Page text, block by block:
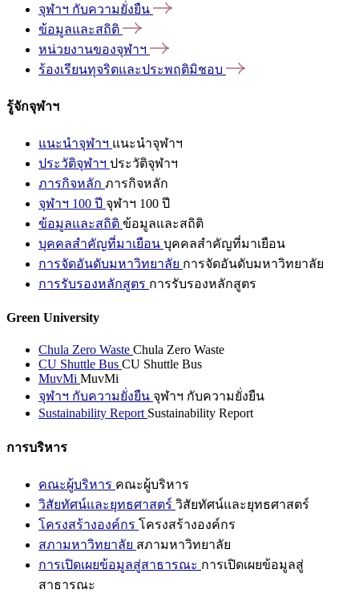
จุฬาฯ กับความยั่งยืน
ข้อมูลและสถิติ
หน่วยงานของจุฬาฯ
ร้องเรียนทุจริตและประพฤติมิชอบ
รู้จักจุฬาฯ
แนะนำจุฬาฯ แนะนำจุฬาฯ
ประวัติจุฬาฯ ประวัติจุฬาฯ
ภารกิจหลัก ภารกิจหลัก
จุฬาฯ 100 ปี จุฬาฯ 100 ปี
ข้อมูลและสถิติ ข้อมูลและสถิติ
บุคคลสำคัญที่มาเยือน บุคคลสำคัญที่มาเยือน
การจัดอันดับมหาวิทยาลัย การจัดอันดับมหาวิทยาลัย
การรับรองหลักสูตร การรับรองหลักสูตร
Green University
Chula Zero Waste Chula Zero Waste
CU Shuttle Bus CU Shuttle Bus
MuvMi MuvMi
จุฬาฯ กับความยั่งยืน จุฬาฯ กับความยั่งยืน
Sustainability Report Sustainability Report
การบริหาร
คณะผู้บริหาร คณะผู้บริหาร
วิสัยทัศน์และยุทธศาสตร์ วิสัยทัศน์และยุทธศาสตร์
โครงสร้างองค์กร โครงสร้างองค์กร
สภามหาวิทยาลัย สภามหาวิทยาลัย
การเปิดเผยข้อมูลสู่สาธารณะ การเปิดเผยข้อมูลสู่
สาธารณะ